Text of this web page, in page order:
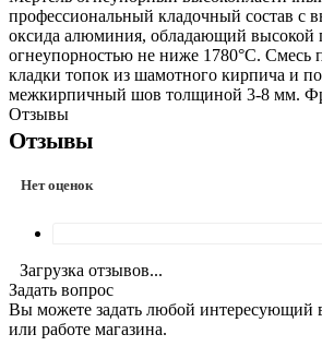
профессиональный кладочный состав с
оксида алюминия, обладающий высокой
огнеупорностью не ниже 1780°С. Смесь
кладки топок из шамотного кирпича и
межкирпичный шов толщиной 3-8 мм.
Отзывы
Отзывы
Нет оценок
Загрузка отзывов...
Задать вопрос
Вы можете задать любой интересующий
или работе магазина.